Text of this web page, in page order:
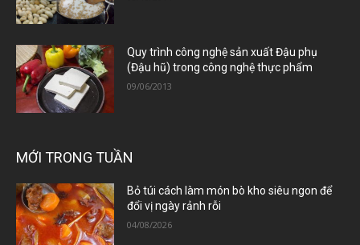
Quy trình công nghệ sản xuất Đậu phụ
(Đậu hũ) trong công nghệ thực phẩm
09/06/2013
MỚI TRONG TUẦN
Bỏ túi cách làm món bò kho siêu ngon để
đổi vị ngày rảnh rỗi
04/08/2026